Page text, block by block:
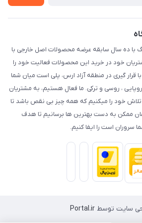
با ده سال سابقه عرضه محصولات اصل خارجی با
خود در خرید این محصولات فعالیت خود را
قرار گیری در منطقه آزاد ارس، پلی است میان شما
، روسی و ترکی. ما فعال هستیم، به مشتریان
خود را میکنیم که همه چیز بی نقص باشد تا
ممکن به دست بهترین ها برسانیم تا هدف
است را ایفا کنیم.
سایت توسطPortal.ir